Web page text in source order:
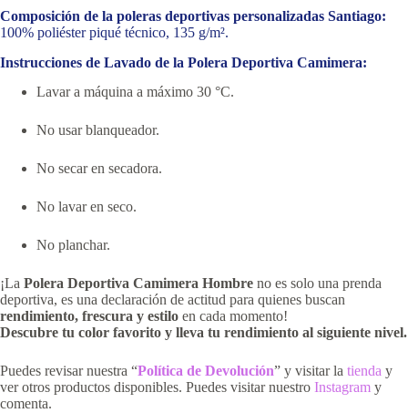
Composición de la poleras deportivas personalizadas Santiago:
100% poliéster piqué técnico, 135 g/m².
Instrucciones de Lavado de la Polera Deportiva Camimera:
Lavar a máquina a máximo 30 °C.
No usar blanqueador.
No secar en secadora.
No lavar en seco.
No planchar.
¡La Polera Deportiva Camimera Hombre no es solo una prenda
deportiva, es una declaración de actitud para quienes buscan
rendimiento, frescura y estilo en cada momento!
Descubre tu color favorito y lleva tu rendimiento al siguiente nivel.
Puedes revisar nuestra “Política de Devolución” y visitar la tienda y
ver otros productos disponibles. Puedes visitar nuestro Instagram y
comenta.